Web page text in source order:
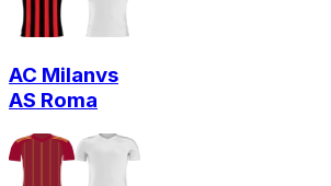
AC Milanvs
AS Roma